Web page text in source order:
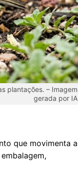
plantações. – Imagem
gerada por IA
que movimenta a